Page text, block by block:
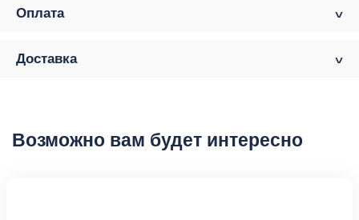
Оплата
Доставка
Возможно вам будет интересно